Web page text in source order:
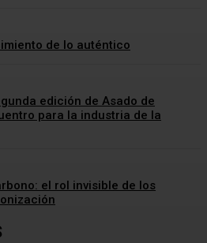
de lo auténtico
edición de Asado de
para la industria de la
el rol invisible de los